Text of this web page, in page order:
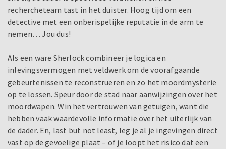
rechercheteam tast in het duister. Hoog tijd om een
detective met een onberispelijke reputatie in de arm te
nemen… Jou dus!
Als een ware Sherlock combineer je logica en
inlevingsvermogen met veldwerk om de voorafgaande
gebeurtenissen te reconstrueren en zo het moordmysterie
op te lossen. Speur door de stad naar aanwijzingen over het
moordwapen. Win het vertrouwen van getuigen, want die
hebben vaak waardevolle informatie over het uiterlijk van
de dader. En, last but not least, leg je al je ingevingen direct
vast op de gevoelige plaat – of je loopt het risico dat een